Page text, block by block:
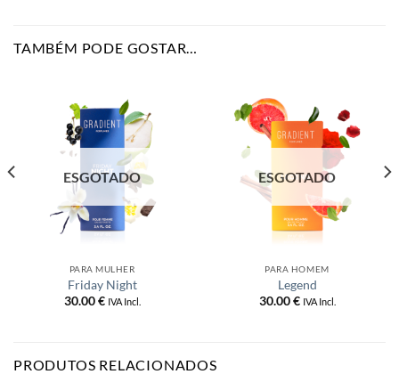
TAMBÉM PODE GOSTAR…
ESGOTADO
PARA MULHER
Friday Night
30.00€ IVA Incl.
ESGOTADO
PARA HOMEM
Legend
30.00€ IVA Incl.
PRODUTOS RELACIONADOS